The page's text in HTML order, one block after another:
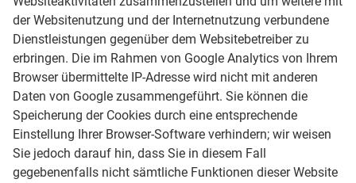
der Websitenutzung und der Internetnutzung verbundene
Dienstleistungen gegenüber dem Websitebetreiber zu
erbringen. Die im Rahmen von Google Analytics von Ihrem
Browser übermittelte IP-Adresse wird nicht mit anderen
Daten von Google zusammengeführt. Sie können die
Speicherung der Cookies durch eine entsprechende
Einstellung Ihrer Browser-Software verhindern; wir weisen
Sie jedoch darauf hin, dass Sie in diesem Fall
gegebenenfalls nicht sämtliche Funktionen dieser Website